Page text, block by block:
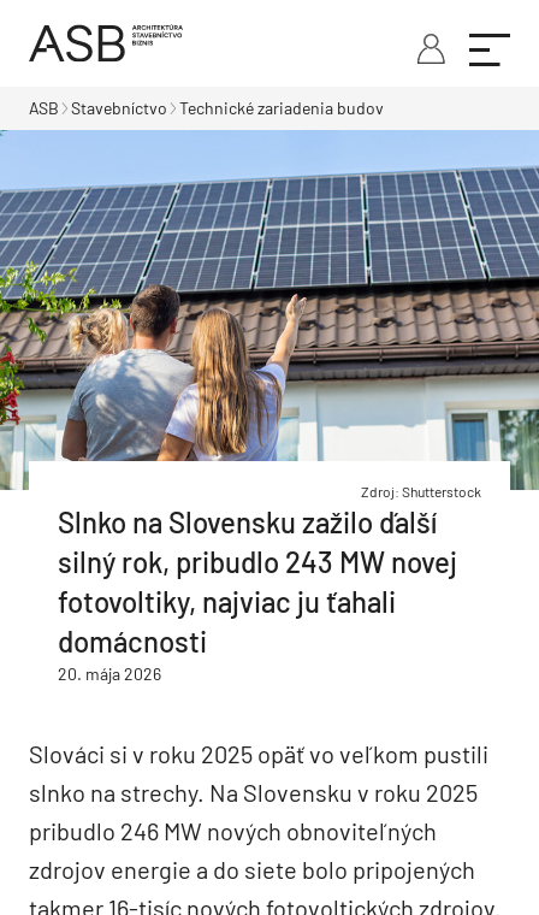
ASB Stavebníctvo Technické zariadenia budov
Zdroj: Shutterstock
Slnko na Slovensku zažilo ďalší
silný rok, pribudlo 243 MW novej
fotovoltiky, najviac ju ťahali
domácnosti
20. mája 2026
Slováci si v roku 2025 opäť vo veľkom pustili
slnko na strechy. Na Slovensku v roku 2025
pribudlo 246 MW nových obnoviteľných
zdrojov energie a do siete bolo pripojených
takmer 16-tisíc nových fotovoltických zdrojov.